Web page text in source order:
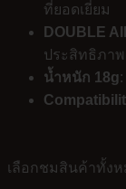
ที่ยอดเยี่ยม
DOUBLE
ประสิทธิภา
น้ำหนัก 18g
เลือกชมสินค้าทั้งห